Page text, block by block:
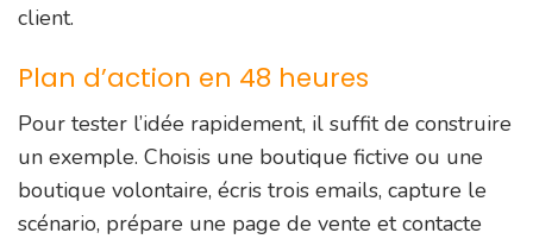
client.
Plan d’action en 48 heures
Pour tester l’idée rapidement, il suffit de construire
un exemple. Choisis une boutique fictive ou une
boutique volontaire, écris trois emails, capture le
scénario, prépare une page de vente et contacte